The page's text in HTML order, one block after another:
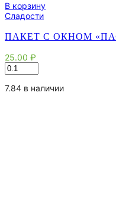
В корзину
Сладости
ПАКЕТ С ОКНОМ
25.00 ₽
Количество
товара
Пакет
7.84 в наличии